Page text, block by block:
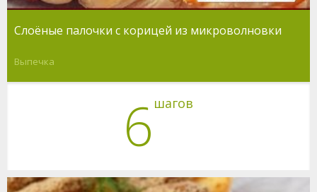
Слоёные палочки с корицей из микроволновки
Выпечка
6 шагов